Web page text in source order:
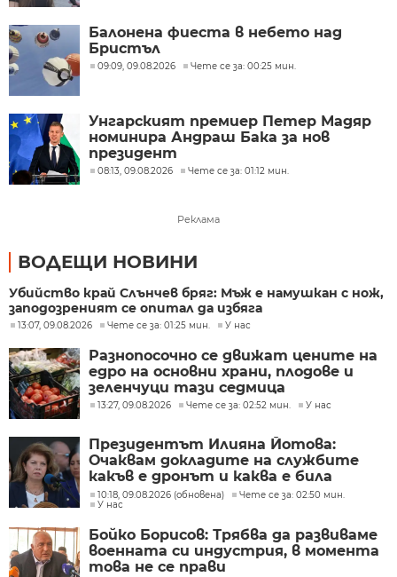
Балонена фиеста в небето над
Бристъл
09:09, 09.08.2026 Чете се за: 00:25 мин.
Унгарският премиер Петер Мадяр
номинира Андраш Бака за нов
президент
08:13, 09.08.2026 Чете се за: 01:12 мин.
Реклама
ВОДЕЩИ НОВИНИ
Убийство край Слънчев бряг: Мъж е намушкан с нож,
заподозреният се опитал да избяга
13:07, 09.08.2026 Чете се за: 01:25 мин. У нас
Разнопосочно се движат цените на
едро на основни храни, плодове и
зеленчуци тази седмица
13:27, 09.08.2026 Чете се за: 02:52 мин. У нас
Президентът Илияна Йотова:
Очаквам докладите на службите
какъв е дронът и каква е била
неговата роля
10:18, 09.08.2026 (обновена)
Чете се за: 02:50 мин.
У нас
Бойко Борисов: Трябва да развиваме
военната си индустрия, в момента
това не се прави